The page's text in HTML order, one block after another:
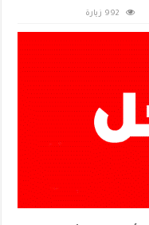
992 زيارة